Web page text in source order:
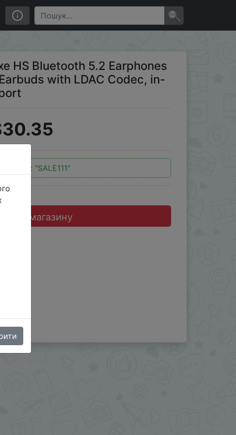
with LDAC Codec, in-Ear Detection,App Support
HS Bluetooth 5.2 Earphones
with LDAC Codec, in-
"SALE111"
до магазину